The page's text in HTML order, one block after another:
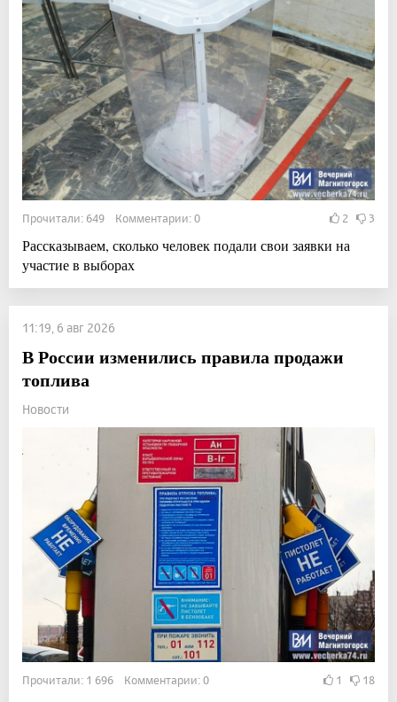
Прочитали: 649 Комментарии: 0 2 3
Рассказываем, сколько человек подали свои заявки на
участие в выборах
11:19, 6 авг 2026
В России изменились правила продажи
топлива
Новости
Прочитали: 1 696 Комментарии: 0 1 18